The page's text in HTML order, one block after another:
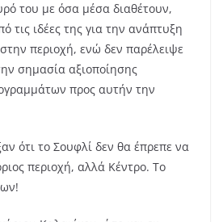
του με όσα μέσα διαθέτουν,
τις ιδέες της για την ανάπτυξη
περιοχή, ενώ δεν παρέλειψε
σημασία αξιοποίησης
προς αυτήν την
ότι το Σουφλί δεν θα έπρεπε να
περιοχή, αλλά Κέντρο. Το